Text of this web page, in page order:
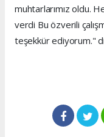
muhtarlarımız oldu.
verdi Bu özverili
teşekkür ediyorum."